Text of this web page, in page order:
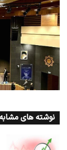
نوشته های مشابه